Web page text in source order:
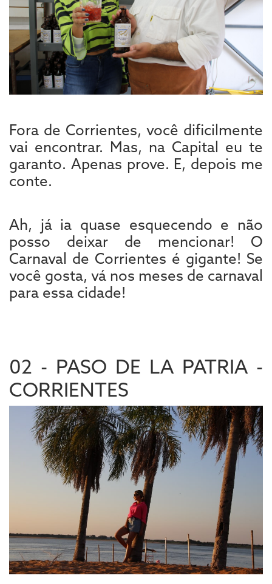
Fora de Corrientes, você dificilmente
vai encontrar. Mas, na Capital eu te
garanto. Apenas prove. E, depois me
conte.
Ah, já ia quase esquecendo e não
posso deixar de mencionar! O
Carnaval de Corrientes é gigante! Se
você gosta, vá nos meses de carnaval
para essa cidade!
02 - PASO DE LA PATRIA -
CORRIENTES